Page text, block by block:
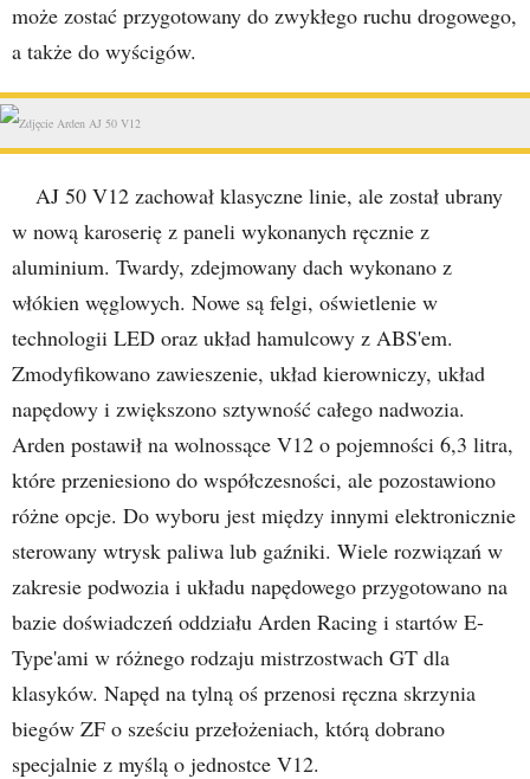
może zostać przygotowany do zwykłego ruchu drogowego,
a także do wyścigów.
AJ 50 V12 zachował klasyczne linie, ale został ubrany
w nową karoserię z paneli wykonanych ręcznie z
aluminium. Twardy, zdejmowany dach wykonano z
włókien węglowych. Nowe są felgi, oświetlenie w
technologii LED oraz układ hamulcowy z ABS'em.
Zmodyfikowano zawieszenie, układ kierowniczy, układ
napędowy i zwiększono sztywność całego nadwozia.
Arden postawił na wolnossące V12 o pojemności 6,3 litra,
które przeniesiono do współczesności, ale pozostawiono
różne opcje. Do wyboru jest między innymi elektronicznie
sterowany wtrysk paliwa lub gaźniki. Wiele rozwiązań w
zakresie podwozia i układu napędowego przygotowano na
bazie doświadczeń oddziału Arden Racing i startów E-
Type'ami w różnego rodzaju mistrzostwach GT dla
klasyków. Napęd na tylną oś przenosi ręczna skrzynia
biegów ZF o sześciu przełożeniach, którą dobrano
specjalnie z myślą o jednostce V12.